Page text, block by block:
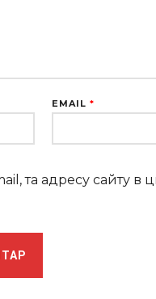
EMAIL *
та адресу сайту в